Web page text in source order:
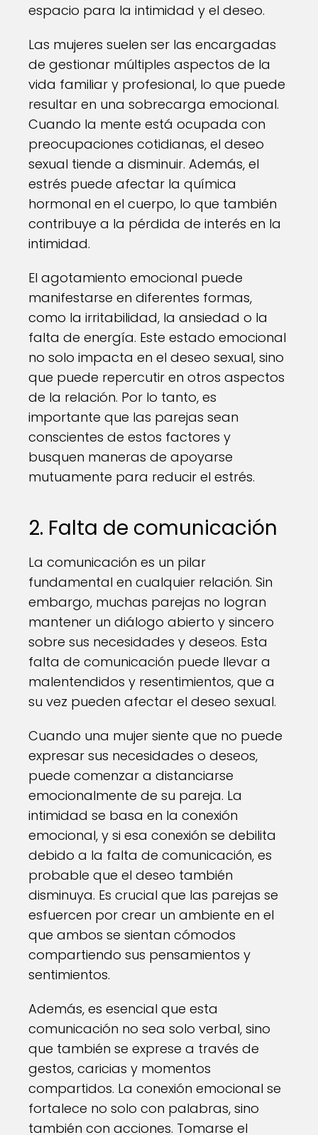
espacio para la intimidad y el deseo.
Las mujeres suelen ser las encargadas
de gestionar múltiples aspectos de la
vida familiar y profesional, lo que puede
resultar en una sobrecarga emocional.
Cuando la mente está ocupada con
preocupaciones cotidianas, el deseo
sexual tiende a disminuir. Además, el
estrés puede afectar la química
hormonal en el cuerpo, lo que también
contribuye a la pérdida de interés en la
intimidad.
El agotamiento emocional puede
manifestarse en diferentes formas,
como la irritabilidad, la ansiedad o la
falta de energía. Este estado emocional
no solo impacta en el deseo sexual, sino
que puede repercutir en otros aspectos
de la relación. Por lo tanto, es
importante que las parejas sean
conscientes de estos factores y
busquen maneras de apoyarse
mutuamente para reducir el estrés.
2. Falta de comunicación
La comunicación es un pilar
fundamental en cualquier relación. Sin
embargo, muchas parejas no logran
mantener un diálogo abierto y sincero
sobre sus necesidades y deseos. Esta
falta de comunicación puede llevar a
malentendidos y resentimientos, que a
su vez pueden afectar el deseo sexual.
Cuando una mujer siente que no puede
expresar sus necesidades o deseos,
puede comenzar a distanciarse
emocionalmente de su pareja. La
intimidad se basa en la conexión
emocional, y si esa conexión se debilita
debido a la falta de comunicación, es
probable que el deseo también
disminuya. Es crucial que las parejas se
esfuercen por crear un ambiente en el
que ambos se sientan cómodos
compartiendo sus pensamientos y
sentimientos.
Además, es esencial que esta
comunicación no sea solo verbal, sino
que también se exprese a través de
gestos, caricias y momentos
compartidos. La conexión emocional se
fortalece no solo con palabras, sino
también con acciones. Tomarse el